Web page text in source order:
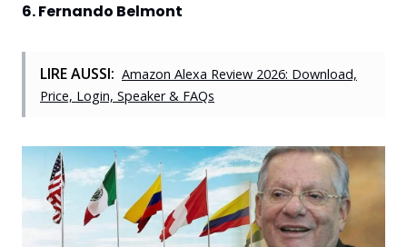
6. Fernando Belmont
LIRE AUSSI: Amazon Alexa Review 2026: Download,
Price, Login, Speaker & FAQs